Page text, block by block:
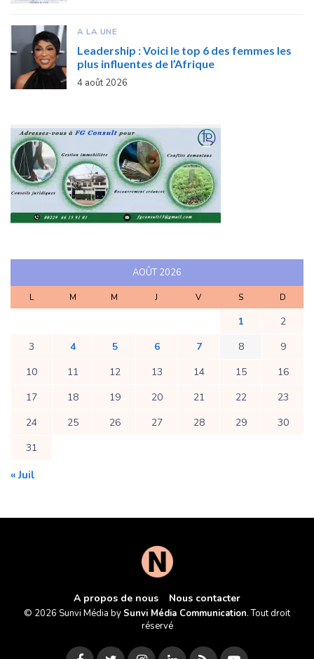
A LA UNE
Leadership : Voici le top 6 des femmes les
plus influentes de l’Afrique
4 août 2026
AOÛT 2026
L M M J V S D
1
2
3
4 5 6 7 8
9
10
11 12 13 14 15
16
17
18 19 20 21 22
23
24
25 26 27 28 29
30
31
« Juil
A propos de nous Nous contacter
© 2026 Sunvi Média by Sunvi Média Communication. Tout droit
réservé